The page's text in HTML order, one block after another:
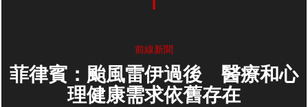
前線新聞
菲律賓：颱風雷伊過後 醫療和心
理健康需求依舊存在